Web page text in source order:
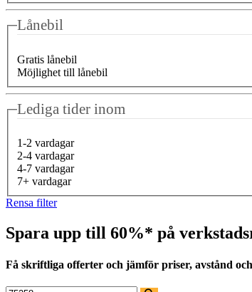
Lånebil
Gratis lånebil
Möjlighet till lånebil
Lediga tider inom
1-2 vardagar
2-4 vardagar
4-7 vardagar
7+ vardagar
Rensa filter
Spara upp till 60%* på
Få skriftliga offerter och jämför priser, avstånd